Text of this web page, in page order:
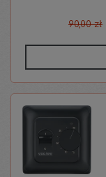
90,00 zł